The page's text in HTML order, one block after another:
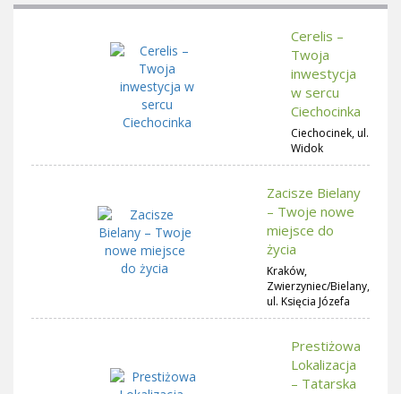
Cerelis –
Twoja
inwestycja
w sercu
Ciechocinka
Ciechocinek, ul.
Widok
Zacisze Bielany
– Twoje nowe
miejsce do
życia
Kraków,
Zwierzyniec/Bielany,
ul. Księcia Józefa
Prestiżowa
Lokalizacja
– Tatarska